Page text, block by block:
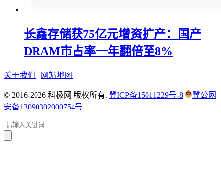
长鑫存储获75亿元增资扩产：国产
DRAM市占率一年翻倍至8%
关于我们 | 网站地图
© 2016-2026 科极网 版权所有. 冀ICP备15011229号-8
冀公网
安备13090302000754号